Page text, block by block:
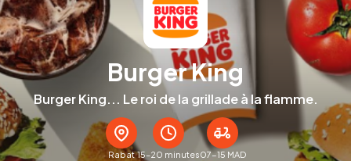
Burger King
Burger King... Le roi de la grillade à la flamme.
Rabat 15–20 minutes07-15 MAD